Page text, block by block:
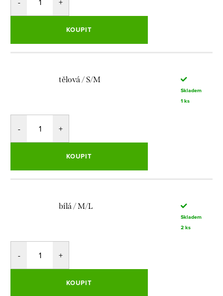
KOUPIT
tělová / S/M
Skladem
1 ks
KOUPIT
bílá / M/L
Skladem
2 ks
KOUPIT